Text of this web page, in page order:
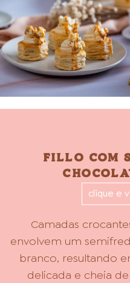
FILLO COM
clique e
Camadas
envolvem um
branco, resultando
delicada e cheia